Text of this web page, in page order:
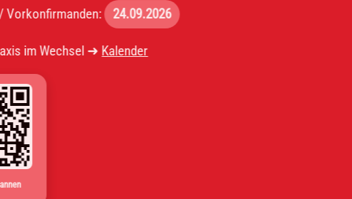
24.09.2026
➜Kalender